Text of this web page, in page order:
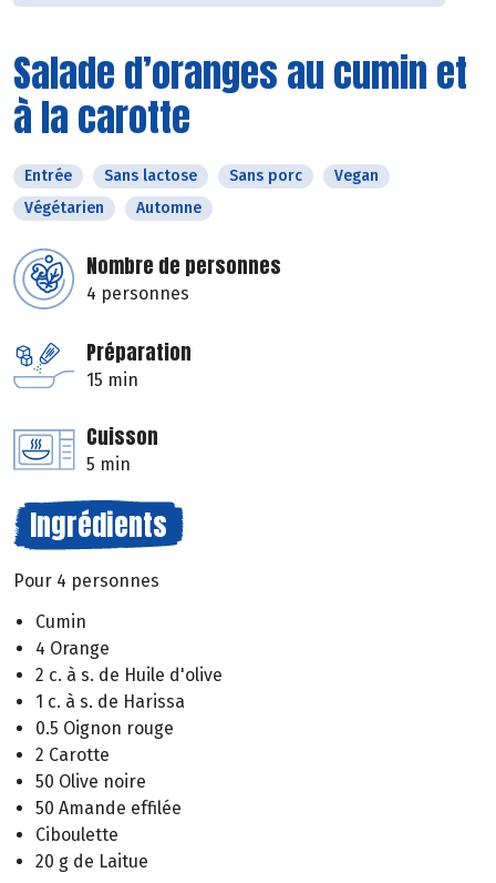
Salade d’oranges au cumin et
à la carotte
Entrée Sans lactose Sans porc
Vegan
Végétarien
Automne
Nombre de personnes
4 personnes
Préparation
15 min
Cuisson
5 min
Ingrédients
Pour 4 personnes
Cumin
4 Orange
2 c. à s. de Huile d'olive
1 c. à s. de Harissa
0.5 Oignon rouge
2 Carotte
50 Olive noire
50 Amande effilée
Ciboulette
20 g de Laitue